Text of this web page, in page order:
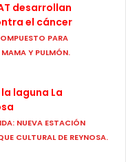
desarrollan
el cáncer
PARA
Y PULMÓN.
laguna La
NUEVA ESTACIÓN
CULTURAL DE REYNOSA.